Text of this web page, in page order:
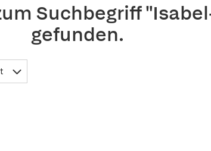
Suchbegriff
gefunden.